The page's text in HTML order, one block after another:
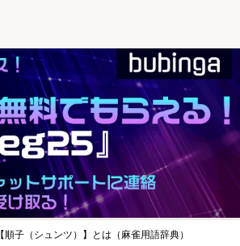
【順子（シュンツ）】とは（麻雀用語辞典）